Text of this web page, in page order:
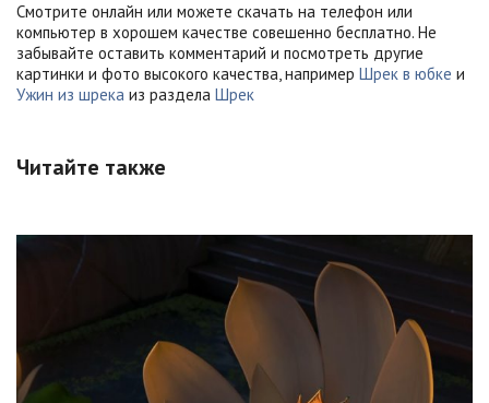
Смотрите онлайн или можете скачать на телефон или
компьютер в хорошем качестве совешенно бесплатно. Не
забывайте оставить комментарий и посмотреть другие
картинки и фото высокого качества, например Шрек в юбке и
Ужин из шрека из раздела Шрек
Читайте также